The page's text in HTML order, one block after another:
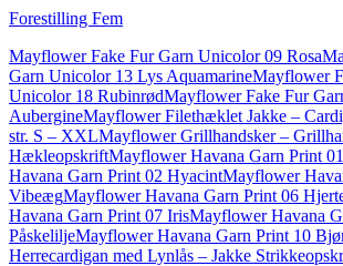
Forestilling Fem
Mayflower Fake Fur Garn Unicolor 09 Rosa
Garn Unicolor 13 Lys AquamarineMayflower
Unicolor 18 RubinrødMayflower Fake Fur
AubergineMayflower Filethæklet Jakke –
str. S – XXLMayflower Grillhandsker –
HækleopskriftMayflower Havana Garn Print
Havana Garn Print 02 HyacintMayflower
VibeægMayflower Havana Garn Print 06
Havana Garn Print 07 IrisMayflower Havana
PåskeliljeMayflower Havana Garn Print 10
Herrecardigan med Lynlås – Jakke